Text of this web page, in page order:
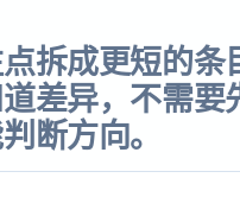
拆成更短的条
差异，不需要
断方向。